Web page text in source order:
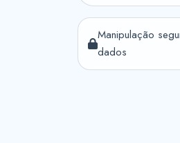
Manipulação
dados